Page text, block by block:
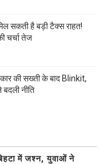
सकती है बड़ी टैक्स राहत!
चर्चा तेज
की सख्ती के बाद Blinkit,
नीति
में जश्न, युवाओं ने